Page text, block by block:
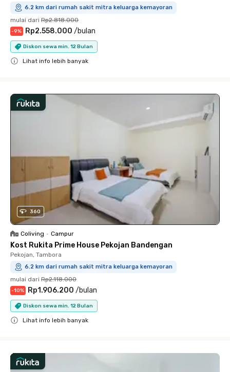
6.2 km dari rumah sakit mitra keluarga kemayoran
mulai dari Rp2.818.000
-9% Rp2.558.000 /bulan
Diskon sewa min. 12 Bulan
Lihat info lebih banyak
360
Coliving • Campur
Kost Rukita Prime House Pekojan Bandengan
Pekojan, Tambora
6.2 km dari rumah sakit mitra keluarga kemayoran
mulai dari Rp2.118.000
-10% Rp1.906.200 /bulan
Diskon sewa min. 12 Bulan
Lihat info lebih banyak